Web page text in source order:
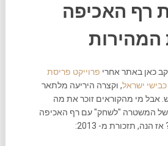
רף האכיפה
כאן באתר אחרי פרוייקט פריסת
ישראל, וקצרה היריעה מלתאר
אבל מי מהקוראים זוכר את מה
של המשטרה "לשחק" עם רף האכיפה
תזכורת מ- 2013: